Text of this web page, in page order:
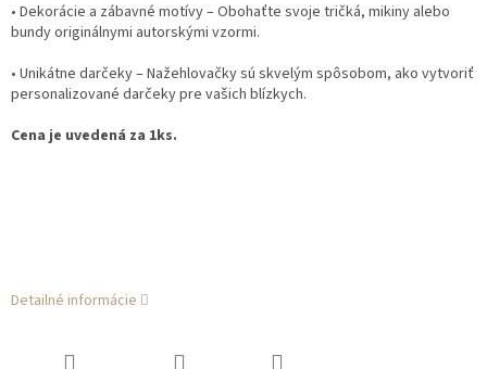
• Dekorácie a zábavné motívy– Obohaťte svoje tričká, mikiny alebo
bundy originálnymi autorskými vzormi.
• Unikátne darčeky– Nažehlovačky sú skvelým spôsobom, ako vytvoriť
personalizované darčeky pre vašich blízkych.
Cena je uvedená za 1ks.
Detailné informácie